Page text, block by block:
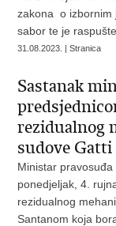
zakona o izbornim
sabor te je
31.08.2023. | Stranica
Sastanak
rezidualnog
sudove
Ministar
ponedjeljak, 4.
rezidualnog
Santanom koja